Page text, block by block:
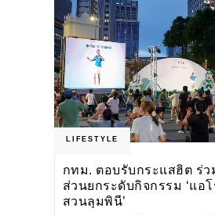
LIFESTYLE
กทม. ตอบรับกระแสฮิต ร่
ส่วนยกระดับกิจกรรม ‘แอ
สวนลุมพินี’